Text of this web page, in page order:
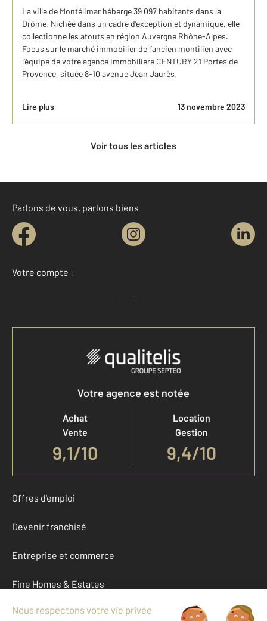
La ville de Montélimar héberge 39 097 habitants dans la
Drôme. Nichée dans un cadre d’exception et dynamique, elle
collectionne les atouts en région Auvergne Rhône-Alpes.
Focus sur le marché immobilier de l’ancien montilien avec
l’équipe de votre agence immobilière CENTURY 21 Portes de
Provence, située 8-10 avenue Jean Jaurès.
Lire plus 13 novembre 2023
Voir tous les articles
Parlons de vous, parlons biens
Votre compte :
Accéder à mon compte
Votre agence est notée
Achat
Vente
9,1/10
Location
Gestion
9,4/10
Offres d'emploi
Devenir franchisé
Entreprise et commerce
Fine Homes & Estates
À propos